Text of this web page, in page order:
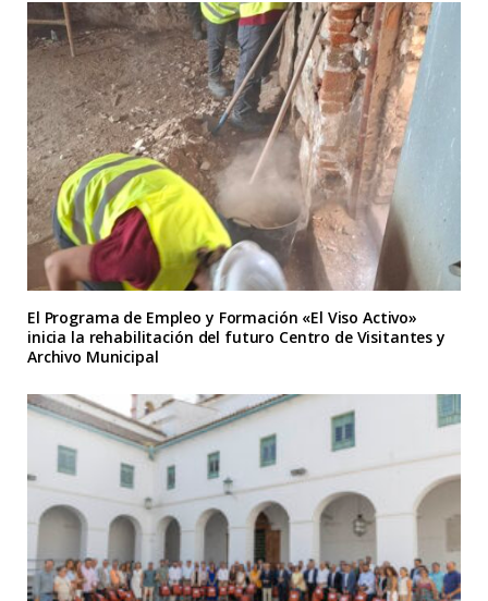
El Programa de Empleo y Formación «El Viso Activo»
inicia la rehabilitación del futuro Centro de Visitantes y
Archivo Municipal